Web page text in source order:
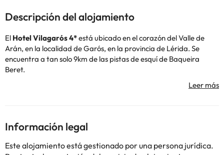
Descripción del alojamiento
El Hotel Vilagarós 4*está ubicado en el corazón del Valle de
Arán, en la localidad de Garós, en la provincia de Lérida. Se
encuentra a tan solo 9km de las pistas de esquí de Baqueira
Beret.
abierta de 08:00h a 00:00h. Si tu
llegada va a ser posterior al horario de recepción, debes avisar al
El alojamiento cuenta con calefacción, servicio de guarda esquís
y guarda equipaje gratuito, parking interior de pago, conexión
wifi gratuita y diferentes espacios gastronómicos como el
Información legal
Este alojamiento está gestionado por una persona jurídica.